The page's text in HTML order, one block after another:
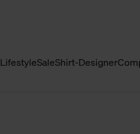
LifestyleSaleShirt-Designer